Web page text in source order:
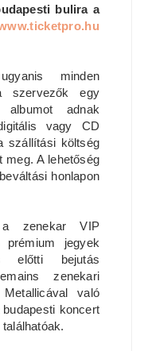
bulira a
minden
szervezők egy
adnak
vagy CD
szállítási költség
meg. A lehetőség
honlapon
zenekar VIP
jegyek
előtti bejutás
zenekari
való
koncert
találhatóak.